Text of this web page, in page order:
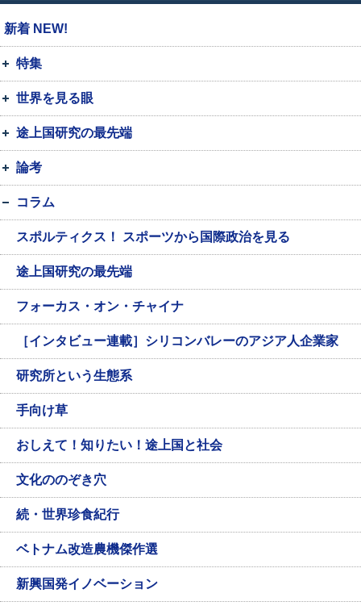
新着 NEW!
特集
世界を見る眼
途上国研究の最先端
論考
コラム
スポルティクス！ スポーツから国際政治を見る
途上国研究の最先端
フォーカス・オン・チャイナ
［インタビュー連載］シリコンバレーのアジア人企業家
研究所という生態系
手向け草
おしえて！知りたい！途上国と社会
文化ののぞき穴
続・世界珍食紀行
ベトナム改造農機傑作選
新興国発イノベーション